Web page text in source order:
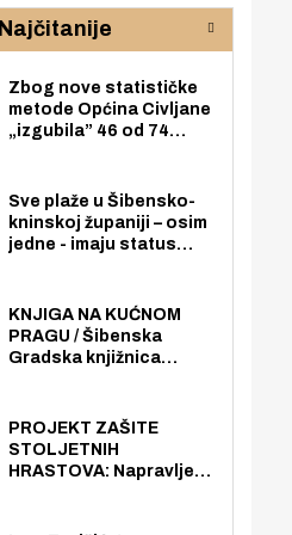
Najčitanije
Zbog nove statističke
metode Općina Civljane
„izgubila” 46 od 74
nego radno sposobnih
osoba među svojih 170
stanovnika.
Sve plaže u Šibensko-
kninskoj županiji – osim
jedne - imaju status
općoj upotrebi. Pristup
je slobodan i besplatan
za sve građane i
KNJIGA NA KUĆNOM
PRAGU / Šibenska
Gradska knjižnica
knjiga na kućnu adresu
električnim biciklom.
PROJEKT ZAŠITE
STOLJETNIH
HRASTOVA: Napravljen